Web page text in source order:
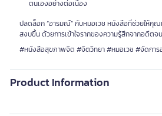
ตนเองอย่างต่อเนื่อง
ปลดล็อก “อารมณ์” กับหมอเวช หนังสือที่ช่วยให้คุณ
สงบขึ้น ด้วยการเข้าใจรากของความรู้สึกจากอดีต
#หนังสือสุขภาพจิต #จิตวิทยา #หมอเวช #จัดกา
Product Information